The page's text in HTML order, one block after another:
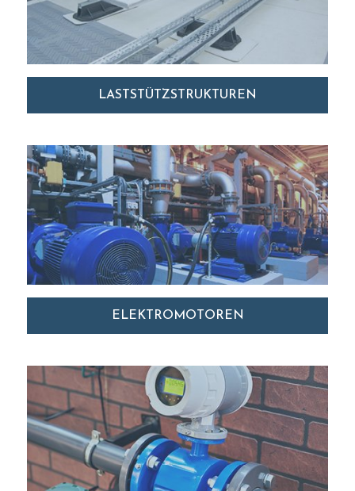
LASTSTÜTZSTRUKTUREN
ELEKTROMOTOREN